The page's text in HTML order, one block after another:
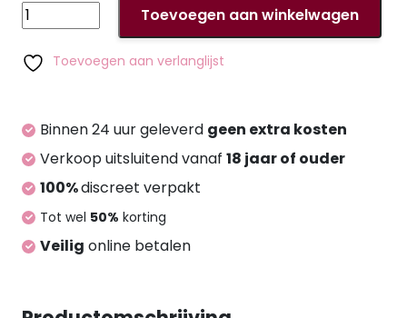
Mister
Size
69mm
pack
10
aantal
Toevoegen aan winkelwagen
Toevoegen aan verlanglijst
Binnen 24 uur geleverd geen extra kosten
Verkoop uitsluitend vanaf 18 jaar of ouder
100%discreet verpakt
Tot wel 50% korting
Veilig online betalen